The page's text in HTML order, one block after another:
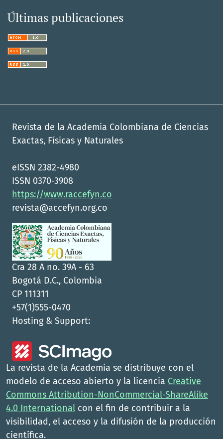
Últimas publicaciones
Revista de la Academia Colombiana de Ciencias
Exactas, Físicas y Naturales
eISSN 2382-4980
ISSN 0370-3908
https://www.raccefyn.co
revista@accefyn.org.co
Cra 28 A no. 39A - 63
Bogotá D.C., Colombia
CP 111311
+57(1)555-0470
Hosting & Support:
La revista de la Academia se distribuye con el
modelo de acceso abierto y la licencia Creative
Commons Attribution-NonCommercial-ShareAlike
4.0 International con el fin de contribuir a la
visibilidad, el acceso y la difusión de la producción
científica.